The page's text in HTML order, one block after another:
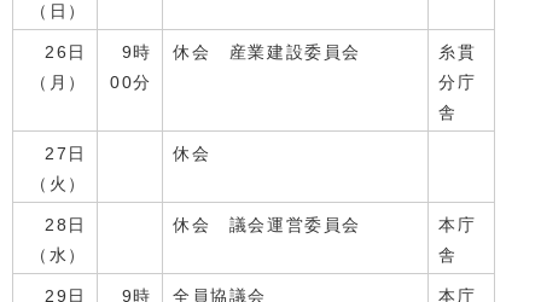
（日）
26日
（月）
9時
00分
休会 産業建設委員会
糸貫
分庁
舎
27日
（火）
休会
28日
（水）
休会 議会運営委員会
本庁
舎
29日 9時 全員協議会 本庁